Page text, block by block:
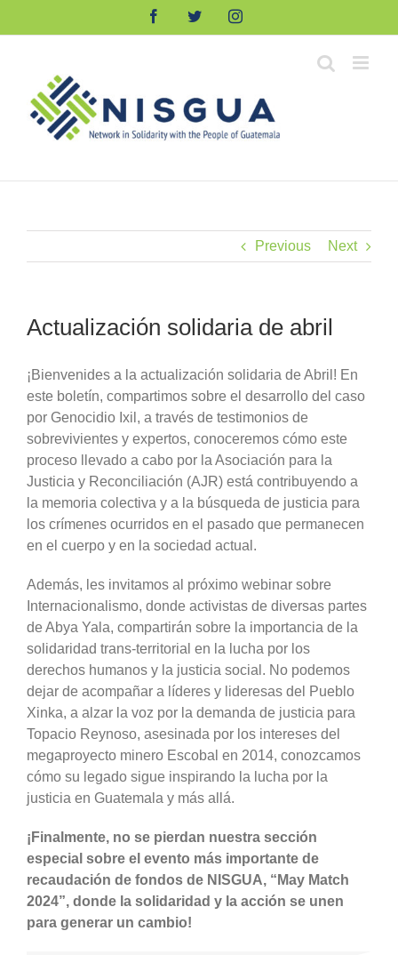
FacebookTwitterInstagram
Previous Next
Actualización solidaria de abril
¡Bienvenides a la actualización solidaria de Abril! En
este boletín, compartimos sobre el desarrollo del caso
por Genocidio Ixil, a través de testimonios de
sobrevivientes y expertos, conoceremos cómo este
proceso llevado a cabo por la Asociación para la
Justicia y Reconciliación (AJR) está contribuyendo a
la memoria colectiva y a la búsqueda de justicia para
los crímenes ocurridos en el pasado que permanecen
en el cuerpo y en la sociedad actual.
Además, les invitamos al próximo webinar sobre
Internacionalismo, donde activistas de diversas partes
de Abya Yala, compartirán sobre la importancia de la
solidaridad trans-territorial en la lucha por los
derechos humanos y la justicia social. No podemos
dejar de acompañar a líderes y lideresas del Pueblo
Xinka, a alzar la voz por la demanda de justicia para
Topacio Reynoso, asesinada por los intereses del
megaproyecto minero Escobal en 2014, conozcamos
cómo su legado sigue inspirando la lucha por la
justicia en Guatemala y más allá.
¡Finalmente, no se pierdan nuestra sección
especial sobre el evento más importante de
recaudación de fondos de NISGUA, “May Match
2024”, donde la solidaridad y la acción se unen
para generar un cambio!